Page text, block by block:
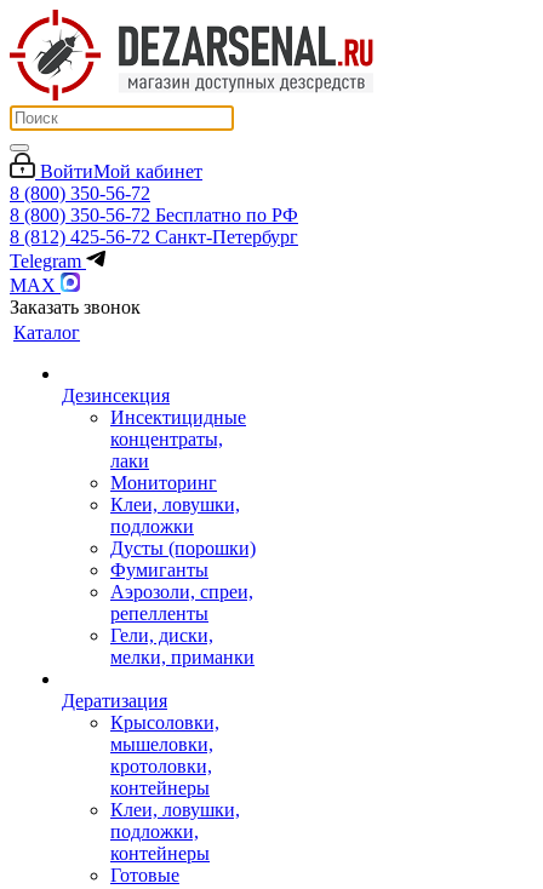
ВойтиМой кабинет
8 (800) 350-56-72
8 (800) 350-56-72 Бесплатно по РФ
8 (812) 425-56-72 Санкт-Петербург
Telegram
MAX
Заказать звонок
Каталог
Дезинсекция
Инсектицидные
концентраты,
лаки
Мониторинг
Клеи, ловушки,
подложки
Дусты (порошки)
Фумиганты
Аэрозоли, спреи,
репелленты
Гели, диски,
мелки, приманки
Дератизация
Крысоловки,
мышеловки,
кротоловки,
контейнеры
Клеи, ловушки,
подложки,
контейнеры
Готовые